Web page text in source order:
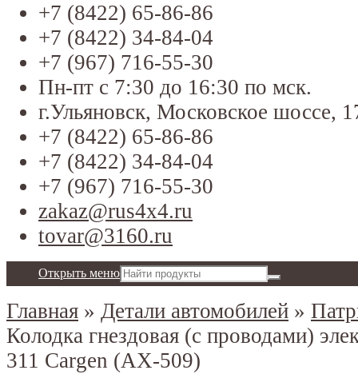
+7 (8422) 65-86-86
+7 (8422) 34-84-04
+7 (967) 716-55-30
Пн-пт с 7:30 до 16:30 по мск.
г.Ульяновск, Московское шоссе,
+7 (8422) 65-86-86
+7 (8422) 34-84-04
+7 (967) 716-55-30
zakaz@rus4x4.ru
tovar@3160.ru
Открыть меню
Главная » Детали автомобилей »
Колодка гнездовая (с проводами)
311 Cargen (AX-509)